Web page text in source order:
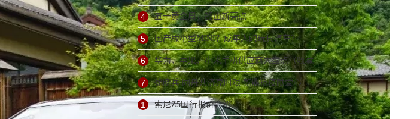
4 五一黄金周，韶山新亮点
5 国产版小型MINI？成年人的玩具汽车？
6 华为、苹果、小米手机供应商大盘点（收藏
了）！
7 徐晓兵:同舟共济克时艰 乾鼎抗疫献爱心
1 索尼Z5国行报价介绍